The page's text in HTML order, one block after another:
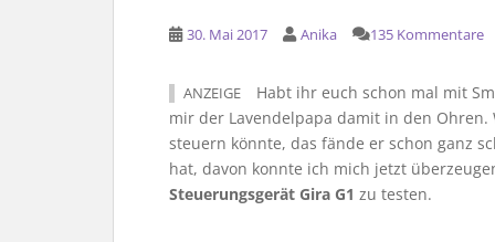
30. Mai 2017 Anika 135 Kommentare
ANZEIGE
Habt ihr euch schon mal mit
mir der Lavendelpapa damit in den
steuern könnte, das fände er schon ganz
hat, davon konnte ich mich jetzt
Steuerungsgerät Gira G1 zu testen.